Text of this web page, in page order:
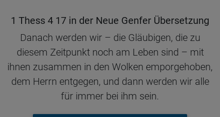
1 Thess 4 17 in der Neue Genfer Übersetzung
Danach werden wir – die Gläubigen, die zu
diesem Zeitpunkt noch am Leben sind – mit
ihnen zusammen in den Wolken emporgehoben,
dem Herrn entgegen, und dann werden wir alle
für immer bei ihm sein.